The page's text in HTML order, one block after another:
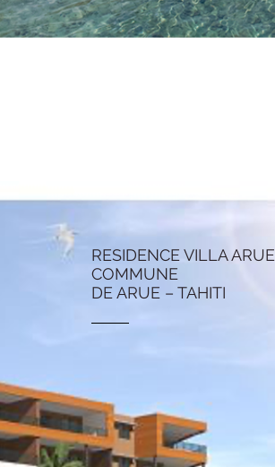
RESIDENCE VILLA ARUE
COMMUNE
DE ARUE – TAHITI